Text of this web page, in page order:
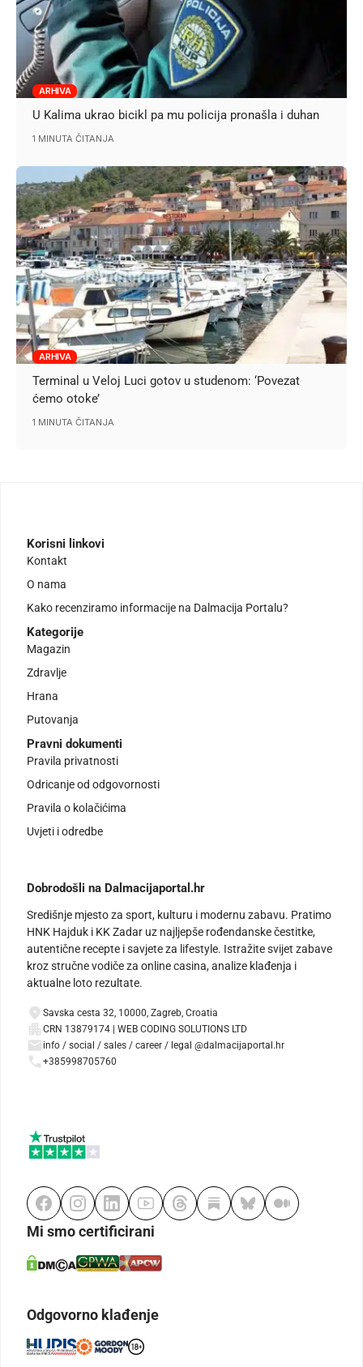
ARHIVA
U Kalima ukrao bicikl pa mu policija pronašla i duhan
1 MINUTA ČITANJA
ARHIVA
Terminal u Veloj Luci gotov u studenom: ‘Povezat
ćemo otoke’
1 MINUTA ČITANJA
Korisni linkovi
Kontakt
O nama
Kako recenziramo informacije na Dalmacija Portalu?
Kategorije
Magazin
Zdravlje
Hrana
Putovanja
Pravni dokumenti
Pravila privatnosti
Odricanje od odgovornosti
Pravila o kolačićima
Uvjeti i odredbe
Dobrodošli na Dalmacijaportal.hr
Središnje mjesto za sport, kulturu i modernu zabavu. Pratimo
HNK Hajduk i KK Zadar uz najljepše rođendanske čestitke,
autentične recepte i savjete za lifestyle. Istražite svijet zabave
kroz stručne vodiče za online casina, analize klađenja i
aktualne loto rezultate.
Savska cesta 32, 10000, Zagreb, Croatia
CRN 13879174 | WEB CODING SOLUTIONS LTD
info / social / sales / career / legal @dalmacijaportal.hr
+385998705760
Mi smo certificirani
Odgovorno klađenje